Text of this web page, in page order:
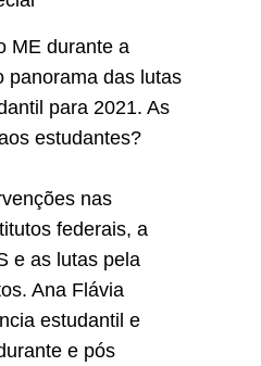
ME durante a
panorama das lutas
para 2021. As
estudantes?
nas
federais, a
e as lutas pela
Ana Flávia
estudantil e
e pós